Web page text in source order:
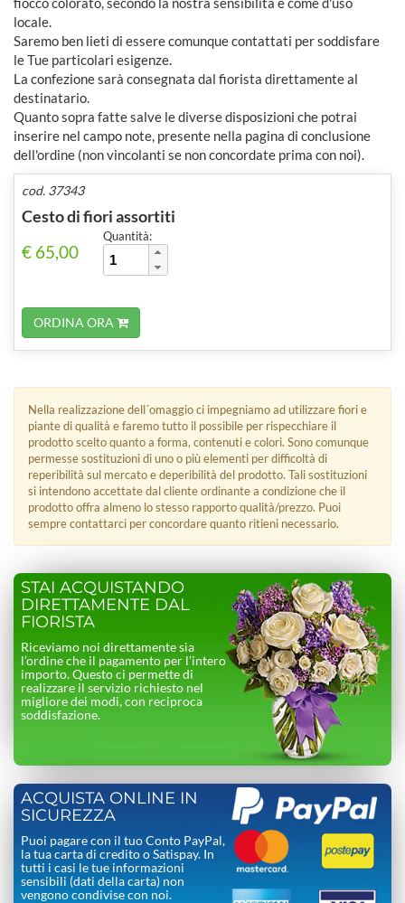
locale.
Saremo ben lieti di essere comunque contattati per soddisfare
le Tue particolari esigenze.
La confezione sarà consegnata dal fiorista direttamente al
destinatario.
Quanto sopra fatte salve le diverse disposizioni che potrai
inserire nel campo note, presente nella pagina di conclusione
dell'ordine (non vincolanti se non concordate prima con noi).
cod. 37343
Cesto di fiori assortiti
€ 65,00
Quantità:
ORDINA ORA
Nella realizzazione dell´omaggio ci impegniamo ad utilizzare fiori e
piante di qualità e faremo tutto il possibile per rispecchiare il
prodotto scelto quanto a forma, contenuti e colori. Sono comunque
permesse sostituzioni di uno o più elementi per difficoltà di
reperibilità sul mercato e deperibilità del prodotto. Tali sostituzioni
si intendono accettate dal cliente ordinante a condizione che il
prodotto offra almeno lo stesso rapporto qualità/prezzo. Puoi
sempre contattarci per concordare quanto ritieni necessario.
STAI ACQUISTANDO
DIRETTAMENTE DAL
FIORISTA
Riceviamo noi direttamente sia
l’ordine che il pagamento per l’intero
importo. Questo ci permette di
realizzare il servizio richiesto nel
migliore dei modi, con reciproca
soddisfazione.
ACQUISTA ONLINE IN
SICUREZZA
Puoi pagare con il tuo Conto PayPal,
la tua carta di credito o Satispay. In
tutti i casi le tue informazioni
sensibili (dati della carta) non
vengono condivise con noi.